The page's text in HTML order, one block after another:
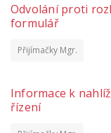
Odvolání proti
formulář
Přijímačky Mgr.
Informace k
řízení